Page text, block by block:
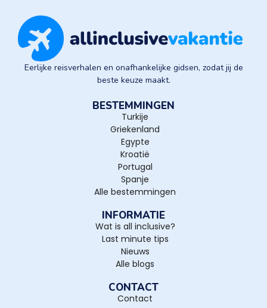
Eerlijke reisverhalen en onafhankelijke gidsen, zodat jij de
beste keuze maakt.
BESTEMMINGEN
Turkije
Griekenland
Egypte
Kroatië
Portugal
Spanje
Alle bestemmingen
INFORMATIE
Wat is all inclusive?
Last minute tips
Nieuws
Alle blogs
CONTACT
Contact